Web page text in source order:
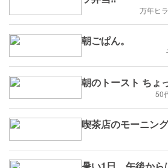
万年ヒ
朝ごぱん。
朝のトースト ちょ
50
喫茶店のモーニン